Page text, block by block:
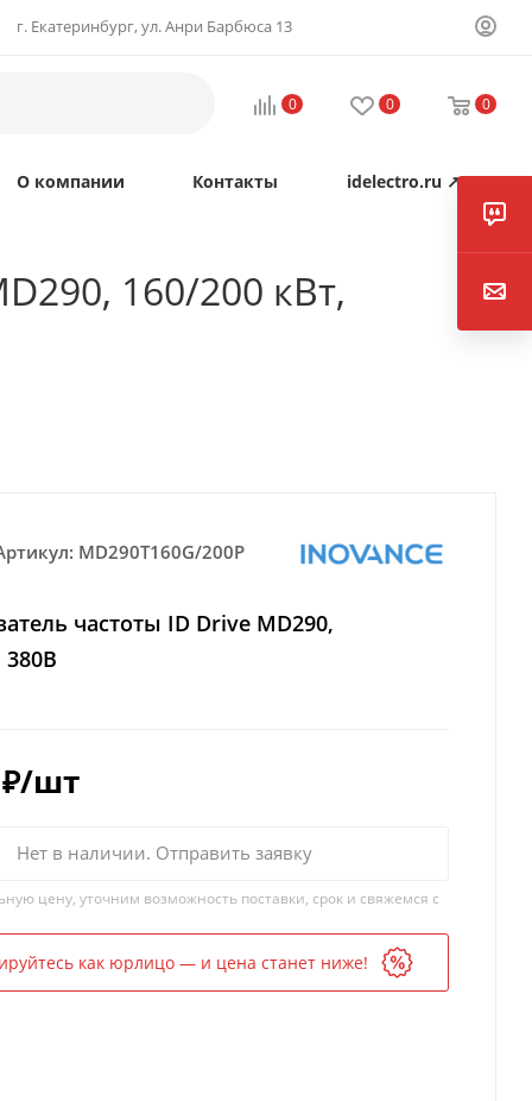
г. Екатеринбург, ул. Анри Барбюса 13
0 0 0
О компании Контакты idelectro.ru ↗
160/200 кВт,
MD290T160G/200P
частоты ID Drive MD290,
380В
/шт
Нет в наличии. Отправить заявку
цену, уточним возможность поставки, срок и свяжемся с
как юрлицо — и цена станет ниже!